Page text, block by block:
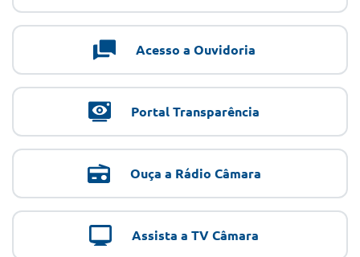
Acesso a Ouvidoria
Portal Transparência
Ouça a Rádio Câmara
Assista a TV Câmara